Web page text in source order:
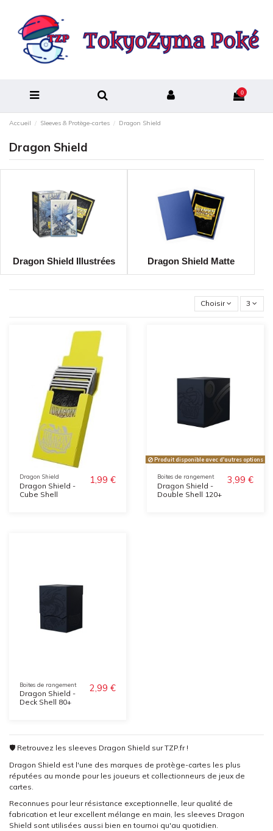
0
Accueil Sleeves & Protège-cartes Dragon Shield
Dragon Shield
Dragon Shield Illustrées Dragon Shield Matte
Choisir 3
Dragon Shield
Dragon Shield -
Cube Shell
1,99 €
Produit disponible avec d'autres options
Boites de rangement
Dragon Shield -
Double Shell 120+
3,99 €
Boites de rangement
Dragon Shield -
Deck Shell 80+
2,99 €
🛡️ Retrouvez les sleeves Dragon Shield sur TZP.fr !
Dragon Shield est l'une des marques de protège-cartes les plus
réputées au monde pour les joueurs et collectionneurs de jeux de
cartes.
Reconnues pour leur résistance exceptionnelle, leur qualité de
fabrication et leur excellent mélange en main, les sleeves Dragon
Shield sont utilisées aussi bien en tournoi qu'au quotidien.